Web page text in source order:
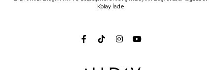
Kolay İade